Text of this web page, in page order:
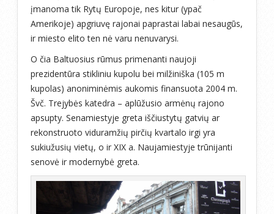
įmanoma tik Rytų Europoje, nes kitur (ypač
Amerikoje) apgriuvę rajonai paprastai labai nesaugūs,
ir miesto elito ten nė varu nenuvarysi.
O čia Baltuosius rūmus primenanti naujoji
prezidentūra stikliniu kupolu bei milžiniška (105 m
kupolas) anoniminėmis aukomis finansuota 2004 m.
Švč. Trejybės katedra – aplūžusio armėnų rajono
apsupty. Senamiestyje greta iščiustytų gatvių ar
rekonstruoto viduramžių pirčių kvartalo irgi yra
sukiužusių vietų, o ir XIX a. Naujamiestyje trūnijanti
senovė ir modernybė greta.